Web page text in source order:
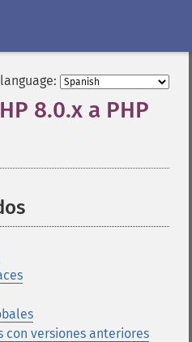
8.0.x a PHP
con versiones anteriores